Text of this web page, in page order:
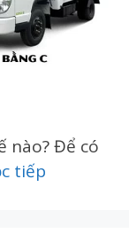
nào? Để có
tiếp